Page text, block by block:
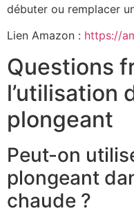
débuter ou remplacer
Lien Amazon : https://
Questions
l’utilisation
plongeant
Peut-on
plongeant
chaude ?